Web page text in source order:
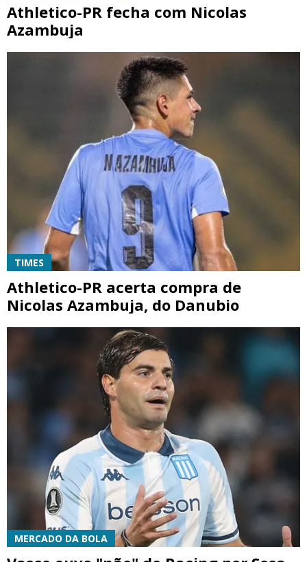
Athletico-PR fecha com Nicolas
Azambuja
TIMES
Athletico-PR acerta compra de
Nicolas Azambuja, do Danubio
MERCADO DA BOLA